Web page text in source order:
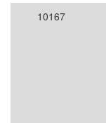
10167